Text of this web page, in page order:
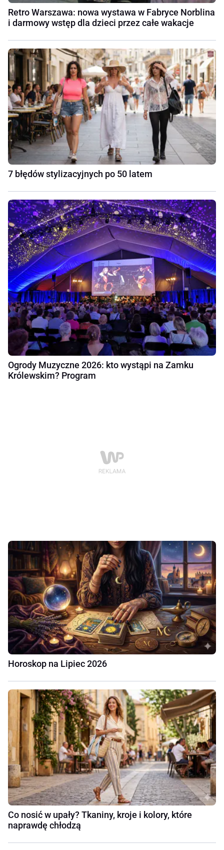
Retro Warszawa: nowa wystawa w Fabryce Norblina
i darmowy wstęp dla dzieci przez całe wakacje
7 błędów stylizacyjnych po 50 latem
Ogrody Muzyczne 2026: kto wystąpi na Zamku
Królewskim? Program
Horoskop na Lipiec 2026
Co nosić w upały? Tkaniny, kroje i kolory, które
naprawdę chłodzą